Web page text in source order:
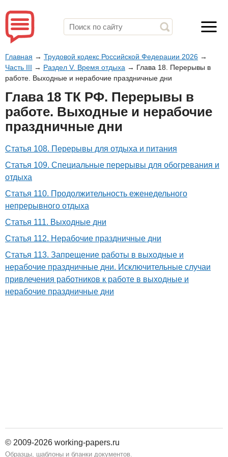
Главная → Трудовой кодекс Российской Федерации 2026 →
Часть III → Раздел V. Время отдыха → Глава 18. Перерывы в
работе. Выходные и нерабочие праздничные дни
Глава 18 ТК РФ. Перерывы в
работе. Выходные и нерабочие
праздничные дни
Статья 108. Перерывы для отдыха и питания
Статья 109. Специальные перерывы для обогревания и
отдыха
Статья 110. Продолжительность еженедельного
непрерывного отдыха
Статья 111. Выходные дни
Статья 112. Нерабочие праздничные дни
Статья 113. Запрещение работы в выходные и
нерабочие праздничные дни. Исключительные случаи
привлечения работников к работе в выходные и
нерабочие праздничные дни
© 2009-2026 working-papers.ru
Образцы, шаблоны и бланки документов.